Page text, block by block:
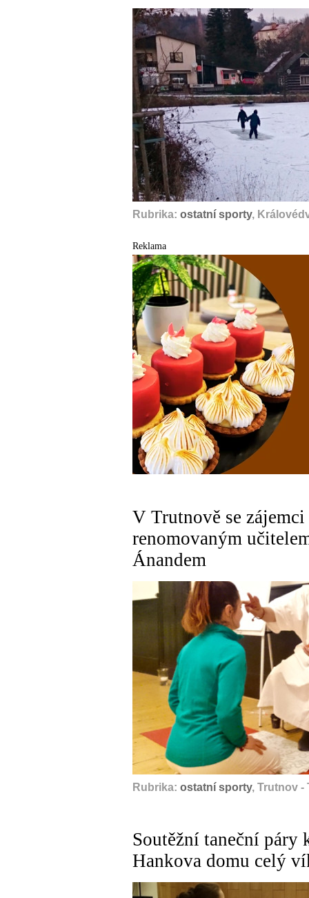
Rubrika: ostatní sporty,
Reklama
V Trutnově se
renomovaným
Ánandem
Rubrika: ostatní sporty, Trutnov -
Soutěžní taneční páry
Hankova domu celý